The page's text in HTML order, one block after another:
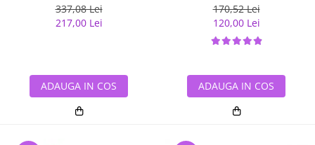
337,08 Lei
217,00 Lei
ADAUGA IN COS
170,52 Lei
120,00 Lei
ADAUGA IN COS